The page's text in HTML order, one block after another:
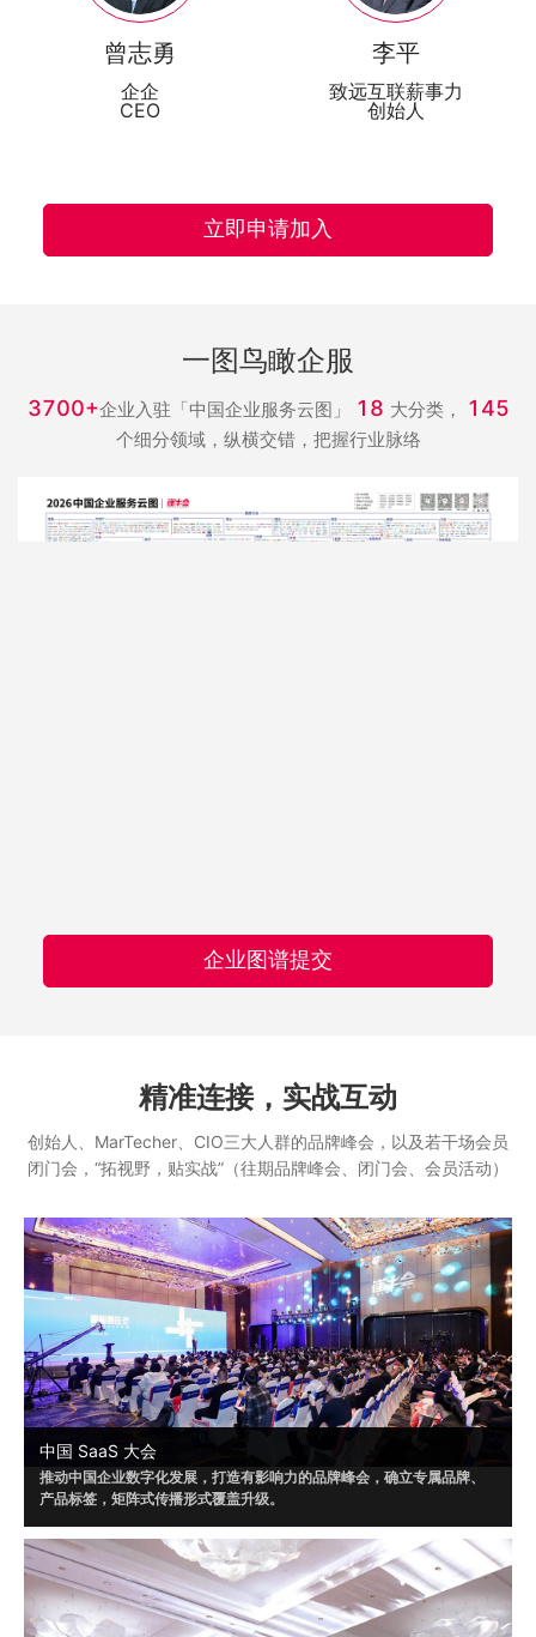
曾志勇
企企
CEO
李平
致远互联薪事力
创始人
立即申请加入
一图鸟瞰企服
3700+企业入驻「中国企业服务云图」 18 大分类， 145
个细分领域，纵横交错，把握行业脉络
企业图谱提交
精准连接，实战互动
创始人、MarTecher、CIO三大人群的品牌峰会，以及若干场会员
闭门会，“拓视野，贴实战”（往期品牌峰会、闭门会、会员活动）
中国 SaaS 大会
推动中国企业数字化发展，打造有影响力的品牌峰会，确立专属品牌、
产品标签，矩阵式传播形式覆盖升级。